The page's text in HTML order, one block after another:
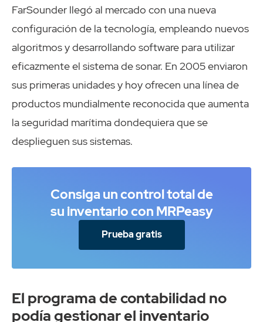
FarSounder llegó al mercado con una nueva
configuración de la tecnología, empleando nuevos
algoritmos y desarrollando software para utilizar
eficazmente el sistema de sonar. En 2005 enviaron
sus primeras unidades y hoy ofrecen una línea de
productos mundialmente reconocida que aumenta
la seguridad marítima dondequiera que se
desplieguen sus sistemas.
Consiga un control total de
su inventario con MRPeasy
Prueba gratis
El programa de contabilidad no
podía gestionar el inventario